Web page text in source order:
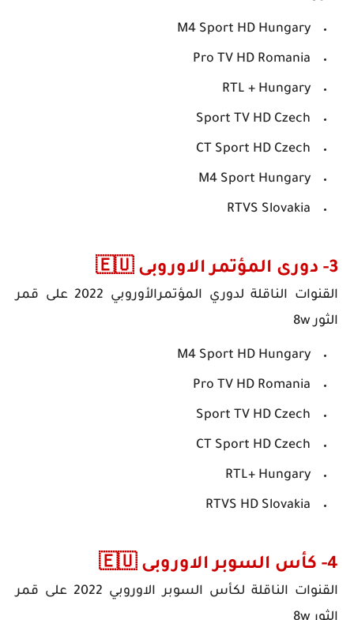
M4 Sport HD Hungary
Pro TV HD Romania
RTL + Hungary
Sport TV HD Czech
CT Sport HD Czech
M4 Sport Hungary
RTVS Slovakia
3- دورى المؤتمر الاوروبى 🇪🇺
القنوات الناقلة لدوري المؤتمرالأوروبي 2022
على قمر
الثور 8w
M4 Sport HD Hungary
Pro TV HD Romania
Sport TV HD Czech
CT Sport HD Czech
RTL+ Hungary
RTVS HD Slovakia
4- كأس السوبر الاوروبى 🇪🇺
القنوات الناقلة لكأس السوبر الاوروبي 2022
على قمر